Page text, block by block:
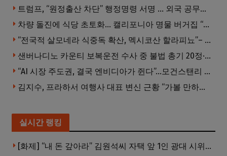
트럼프, “원정출산 차단” 행정명령 서명 … 외국 공무원 자녀도 시민권 안준다
차량 돌진에 식당 초토화… 캘리포니아 명물 버거집 “다시 일어설 수 있도록 도와주세요”
“전국적 살모네라 식중독 확산, 멕시코산 할라피뇨”– CDC
샌버나디노 카운티 보복운전 수사 중 불법 총기 20정·탄약 2만 발 압수
“AI 시장 주도권, 결국 엔비디아가 쥔다”…모건스탠리 장담
김지수, 프라하서 여행사 대표 변신 근황 “가볼 만하니…”
실시간 랭킹
[화제] “내 돈 갚아라” 김원석씨 자택 앞 1인 광대 시위 … 한인 투자사, “108만 달러 못받아”